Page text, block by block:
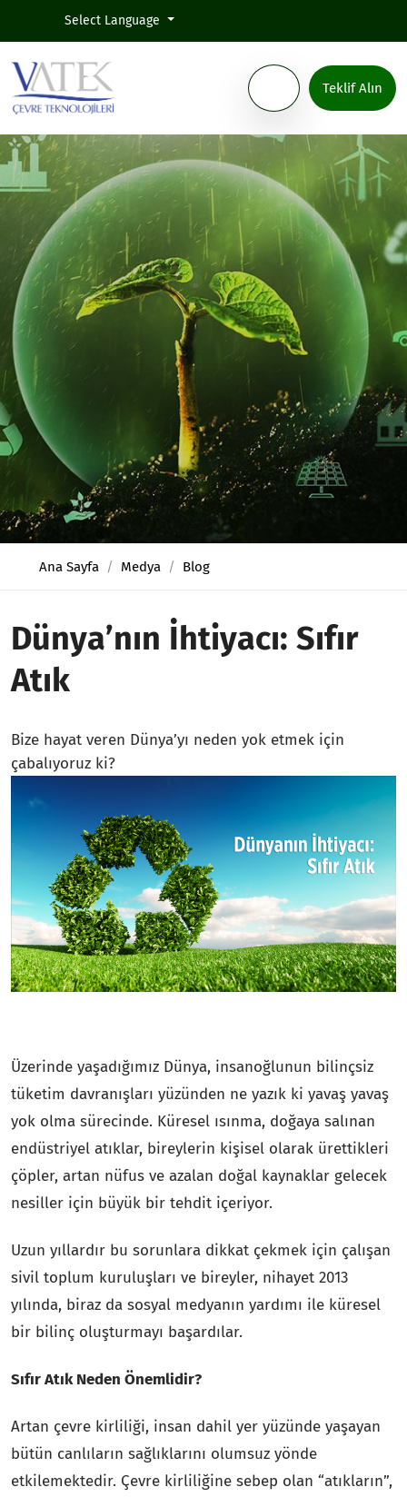
Select Language
Teklif Alın
Ana Sayfa Medya Blog
Dünya’nın İhtiyacı: Sıfır
Atık
Bize hayat veren Dünya’yı neden yok etmek için
çabalıyoruz ki?
Üzerinde yaşadığımız Dünya, insanoğlunun bilinçsiz
tüketim davranışları yüzünden ne yazık ki yavaş yavaş
yok olma sürecinde. Küresel ısınma, doğaya salınan
endüstriyel atıklar, bireylerin kişisel olarak ürettikleri
çöpler, artan nüfus ve azalan doğal kaynaklar gelecek
nesiller için büyük bir tehdit içeriyor.
Uzun yıllardır bu sorunlara dikkat çekmek için çalışan
sivil toplum kuruluşları ve bireyler, nihayet 2013
yılında, biraz da sosyal medyanın yardımı ile küresel
bir bilinç oluşturmayı başardılar.
Sıfır Atık Neden Önemlidir?
Artan çevre kirliliği, insan dahil yer yüzünde yaşayan
bütün canlıların sağlıklarını olumsuz yönde
etkilemektedir. Çevre kirliliğine sebep olan “atıkların”,